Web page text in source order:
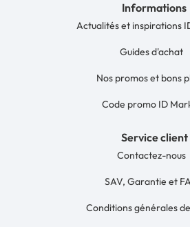
Informations
Actualités et inspirations
Guides d'achat
Nos promos et bons
Code promo ID
Service client
Contactez-nous
SAV, Garantie et
Conditions générales